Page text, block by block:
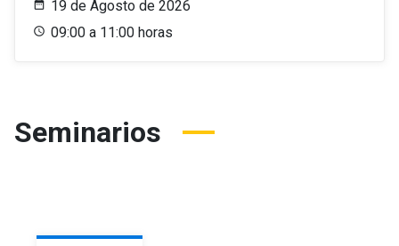
19 de Agosto de 2026
09:00 a 11:00 horas
Seminarios